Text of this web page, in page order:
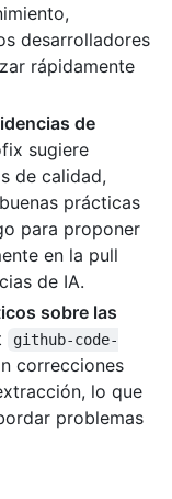
desarrolladores
rápidamente
de
sugiere
de calidad,
prácticas
para proponer
en la pull
de IA.
sobre las
github-code-
correcciones
lo que
problemas